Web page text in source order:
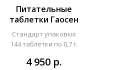
Питательные
таблетки Гаосен
Стандарт упаковки:
144 таблетки по 0,7 г.
4 950 р.